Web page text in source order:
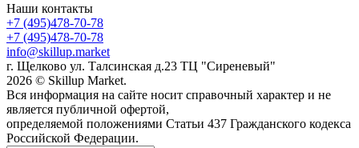
Наши контакты
+7 (495)478-70-78
+7 (495)478-70-78
info@skillup.market
г. Щелково ул. Талсинская д.23 ТЦ "Сиреневый"
2026 © Skillup Market.
Вся информация на сайте носит справочный характер и не
является публичной офертой,
определяемой положениями Статьи 437 Гражданского кодекса
Российской Федерации.